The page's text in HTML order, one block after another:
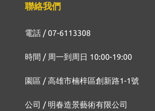
聯絡我們
電話 / 07-6113308
時間 / 周一到周日 10:00-19:00
園區 / 高雄市楠梓區創新路1-1號
公司 / 明春造景藝術有限公司